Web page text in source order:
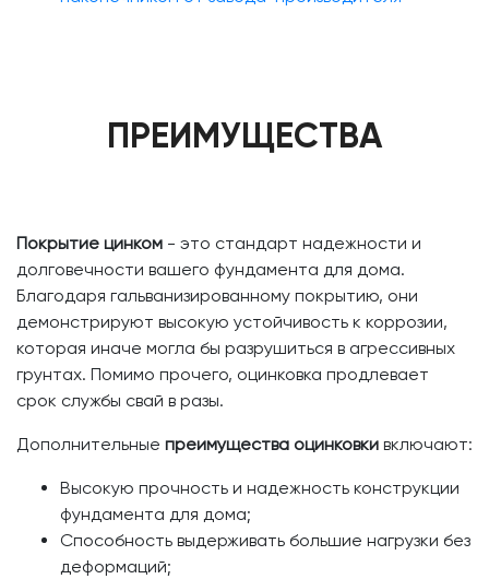
ПРЕИМУЩЕСТВА
Покрытие цинком - это стандарт надежности и
долговечности вашего фундамента для дома.
Благодаря гальванизированному покрытию, они
демонстрируют высокую устойчивость к коррозии,
которая иначе могла бы разрушиться в агрессивных
грунтах. Помимо прочего, оцинковка продлевает
срок службы свай в разы.
Дополнительные преимущества оцинковки включают:
Высокую прочность и надежность конструкции
фундамента для дома;
Способность выдерживать большие нагрузки без
деформаций;